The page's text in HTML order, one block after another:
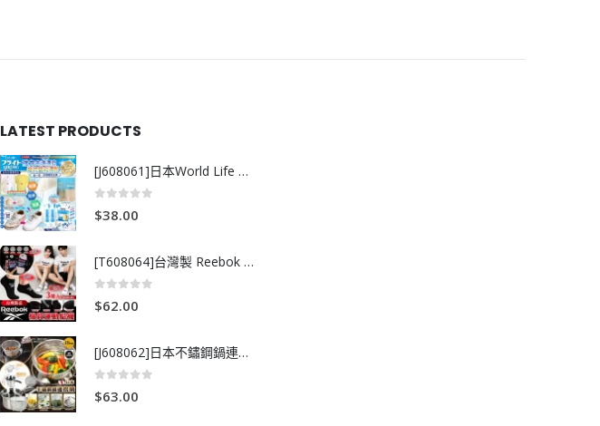
LATEST PRODUCTS
[J608061]日本World Life 力去漬彩漂粉 20g *15包
$38.00
[T608064]台灣製 Reebok 棉質運動船襪 （3入組）
$62.00
[J608062]日本不鏽鋼鍋連撈網 18cm
$63.00